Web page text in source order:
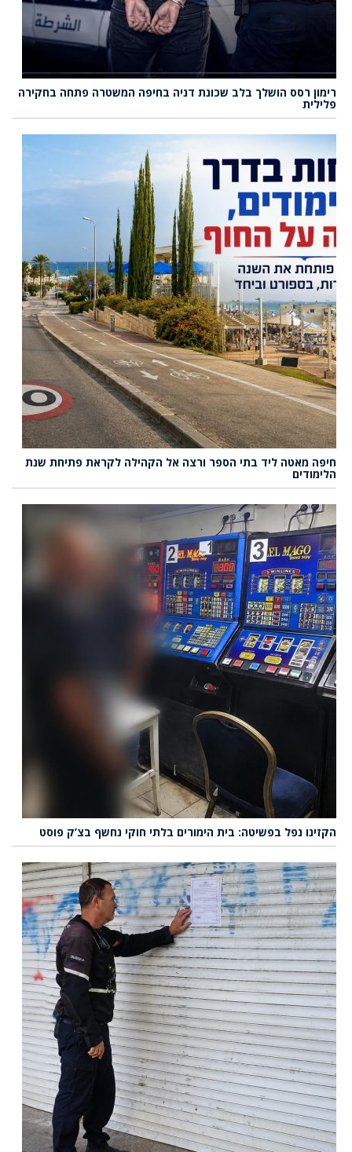
רימון רסס הושלך בלב שכונת דניה בחיפה המשטרה פתחה בחקירה
פלילית
חיפה מאטה ליד בתי הספר ורצה אל הקהילה לקראת פתיחת שנת
הלימודים
הקזינו נפל בפשיטה: בית הימורים בלתי חוקי נחשף בצ’ק פוסט